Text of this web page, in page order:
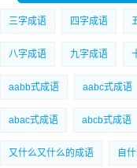
三字成语 四字成语
八字成语 九字成语
aabb式成语 aabc式成语
abac式成语 abcb式成语
又什么又什么的成语 自